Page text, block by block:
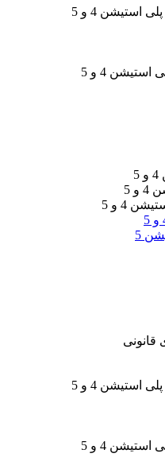
استیشن 4 و 5
4 و 5
5
4 و 5
5
قانونی
استیشن 4 و 5
4 و 5